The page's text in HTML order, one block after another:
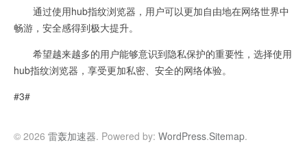
通过使用hub指纹浏览器，用户可以更加自由地在网络世界中
畅游，安全感得到极大提升。
希望越来越多的用户能够意识到隐私保护的重要性，选择使用
hub指纹浏览器，享受更加私密、安全的网络体验。
#3#
© 2026 雷轰加速器. Powered by: WordPress.Sitemap.